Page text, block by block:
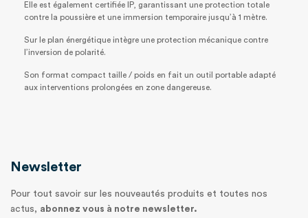
Elle est également certifiée IP, garantissant une protection totale
contre la poussière et une immersion temporaire jusqu’à 1 mètre.
Sur le plan énergétique intègre une protection mécanique contre
l’inversion de polarité.
Son format compact taille / poids en fait un outil portable adapté
aux interventions prolongées en zone dangereuse.
Newsletter
Pour tout savoir sur les nouveautés produits et toutes nos
actus, abonnez vous à notre newsletter.